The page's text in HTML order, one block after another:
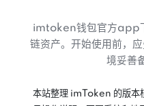
imtoken钱包官方app
链资产。开始使用前，
境妥善
本站整理 imToken 的版本